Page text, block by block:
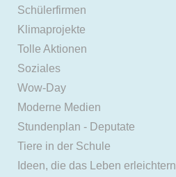
Schülerfirmen
Klimaprojekte
Tolle Aktionen
Soziales
Wow-Day
Moderne Medien
Stundenplan - Deputate
Tiere in der Schule
Ideen, die das Leben erleichtern